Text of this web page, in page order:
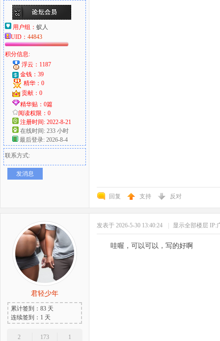
用户组： 蚁人
UID： 44843
积分信息:
浮云：1187
金钱：39
精华：0
贡献：0
精华贴：0篇
阅读权限：0
注册时间: 2022-8-21
在线时间: 233 小时
最后登录: 2026-8-4
联系方式:
发消息
回复 支持 反对
君轻少年
累计签到：83 天
连续签到：1 天
2
173
1
发表于 2026-5-30 13:40:24 显示全部楼层 IP:
哇喔，可以可以，写的好啊